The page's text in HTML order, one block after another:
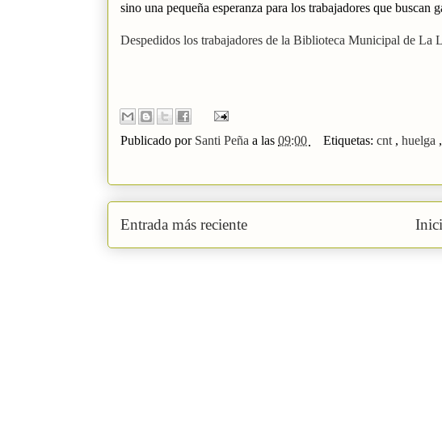
sino una pequeña esperanza para los trabajadores que buscan
Despedidos los trabajadores de la Biblioteca Municipal de La
Publicado por Santi Peña a las 09:00 Etiquetas: cnt , huelga ,
Entrada más reciente